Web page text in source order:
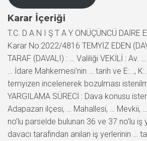
Karar İçeriği
T.C. D A N I Ş T A Y ONÜÇÜNCÜ
Karar No:2022/4816 TEMYİZ EDEN
TARAF (DAVALI) : … Valiliği VEKİLİ : Av.
… İdare Mahkemesi’nin … tarih ve E:…, K:…
temyizen incelenerek bozulması
YARGILAMA SÜRECİ : Dava konusu
Adapazarı ilçesi, … Mahallesi, … Mevkii,
no’lu parselde bulunan 36 ve 37 no’lu iş
davacı tarafından anılan iş yerlerinin …